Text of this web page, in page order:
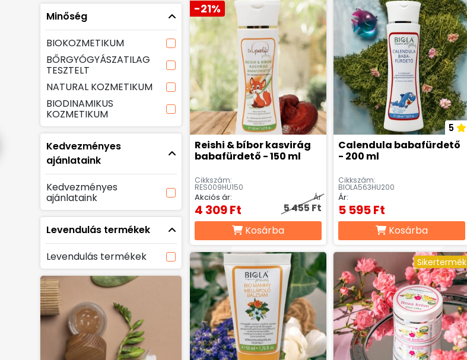
Minőség
BIOKOZMETIKUM
BŐRGYÓGYÁSZATILAG
TESZTELT
NATURAL KOZMETIKUM
BIODINAMIKUS
KOZMETIKUM
Kedvezményes
ajánlataink
Kedvezményes
ajánlataink
Levendulás termékek
Levendulás termékek
-21%
Reishi & bíbor kasvirág
babafürdető - 150 ml
Cikkszám:
RES009HU150
Akciós ár:
4 309 Ft
Ár
5 455 Ft
Kosárba
5
Calendula babafürdető
- 200 ml
Cikkszám:
BIOLA563HU200
Ár:
5 595 Ft
Kosárba
Sikertermék